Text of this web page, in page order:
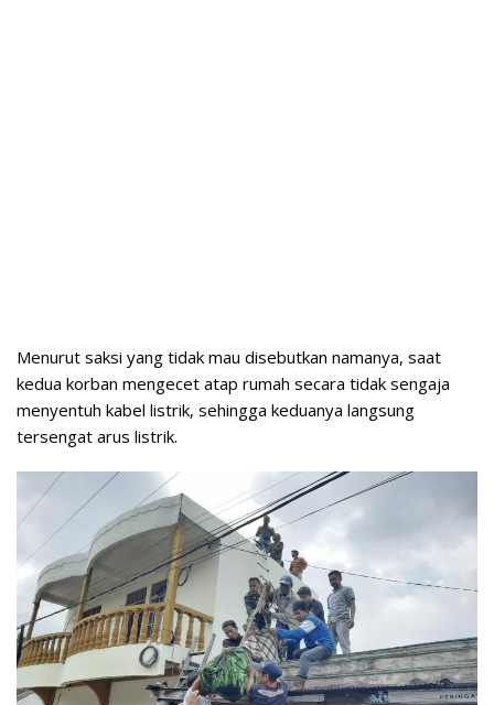
Menurut saksi yang tidak mau disebutkan namanya, saat
kedua korban mengecet atap rumah secara tidak sengaja
menyentuh kabel listrik, sehingga keduanya langsung
tersengat arus listrik.